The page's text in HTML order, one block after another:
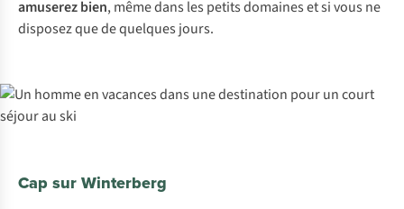
amuserez bien, même dans les petits domaines et si vous ne
disposez que de quelques jours.
Cap sur Winterberg